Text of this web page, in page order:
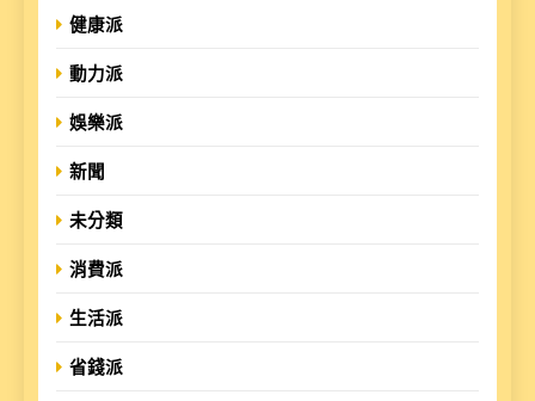
健康派
動力派
娛樂派
新聞
未分類
消費派
生活派
省錢派